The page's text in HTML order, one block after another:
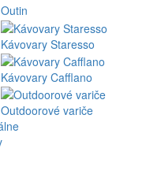
Outin
Kávovary Staresso
Kávovary Cafflano
Outdoorové variče